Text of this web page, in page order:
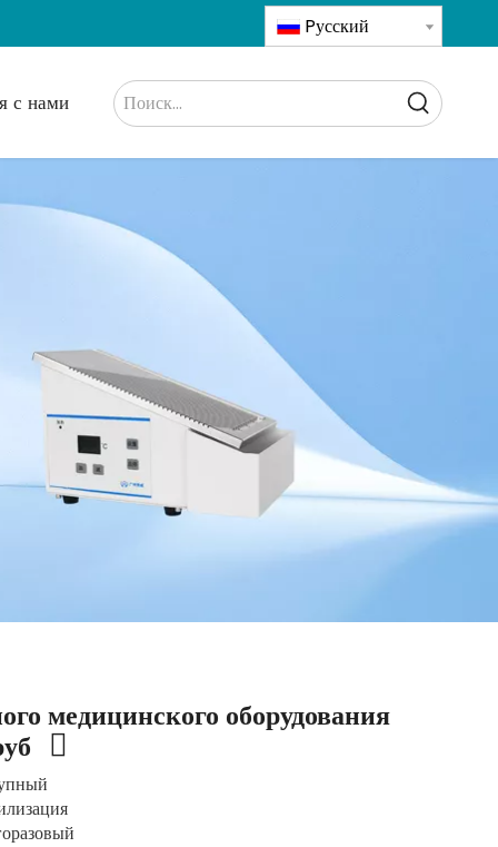
Pусский
с нами
медицинского оборудования